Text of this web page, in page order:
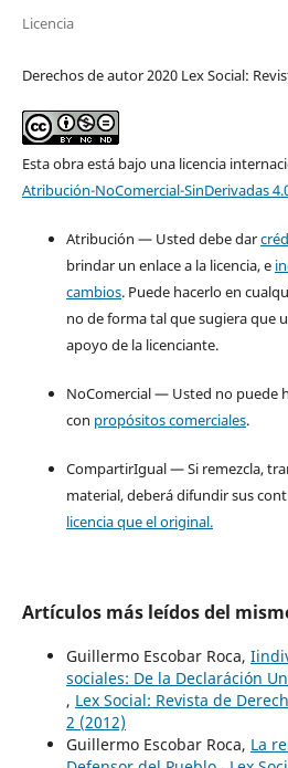
Licencia
Derechos de autor 2020 Lex Social:
Esta obra está bajo una licencia
Atribución-NoComercial-SinDerivadas
Atribución — Usted debe dar
brindar un enlace a la licencia, e
cambios. Puede hacerlo en
no de forma tal que sugiera que
apoyo de la licenciante.
NoComercial — Usted no puede
con propósitos comerciales.
CompartirIgual — Si remezcla,
material, deberá difundir sus
licencia que el original.
Artículos más leídos del
Guillermo Escobar Roca,
sociales: De la Declaráción
, Lex Social: Revista de
2 (2012)
Guillermo Escobar Roca, La